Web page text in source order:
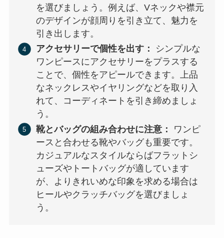
を選びましょう。例えば、Vネックや襟元
のデザインが顔周りを引き立て、魅力を
引き出します。
アクセサリーで個性を出す：
シンプルな
ワンピースにアクセサリーをプラスする
ことで、個性をアピールできます。上品
なネックレスやイヤリングなどを取り入
れて、コーディネートを引き締めましょ
う。
靴とバッグの組み合わせに注意：
ワンピ
ースと合わせる靴やバッグも重要です。
カジュアルなスタイルならばフラットシ
ューズやトートバッグが適しています
が、よりきれいめな印象を求める場合は
ヒールやクラッチバッグを選びましょ
う。